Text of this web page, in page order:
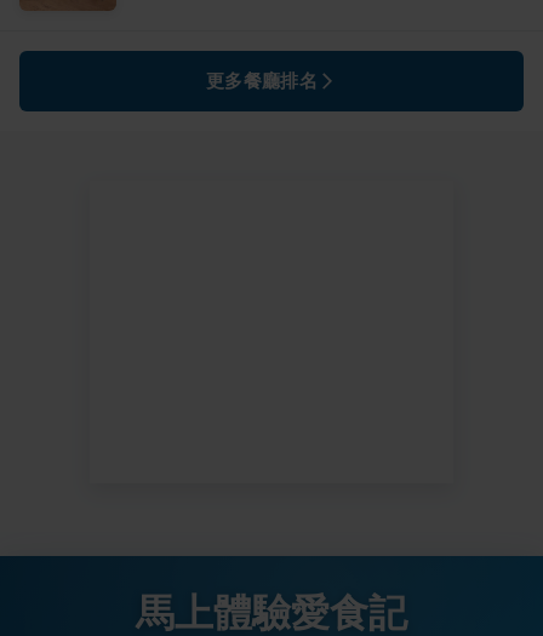
更多餐廳排名
馬上體驗愛食記